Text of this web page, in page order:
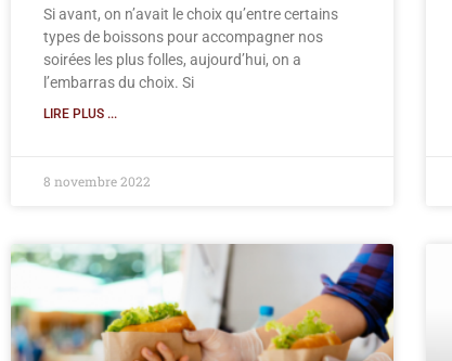
Si avant, on n’avait le choix qu’entre certains
types de boissons pour accompagner nos
soirées les plus folles, aujourd’hui, on a
l’embarras du choix. Si
LIRE PLUS ...
8 novembre 2022